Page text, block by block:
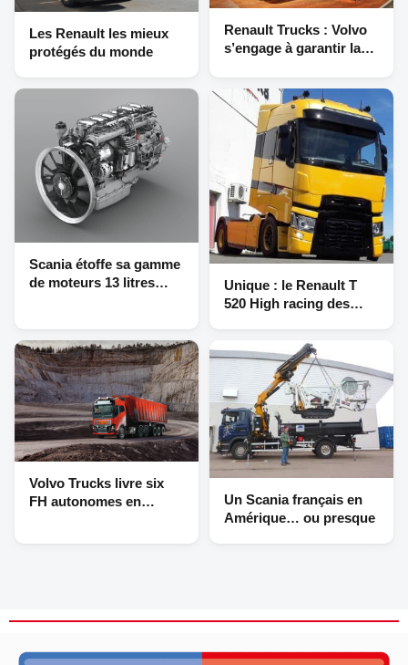
Les Renault les mieux
protégés du monde
Renault Trucks : Volvo
s’engage à garantir la
Scania étoffe sa gamme
de moteurs 13 litres
Unique : le Renault T
520 High racing des
Volvo Trucks livre six
FH autonomes en
Un Scania français en
Amérique… ou presque